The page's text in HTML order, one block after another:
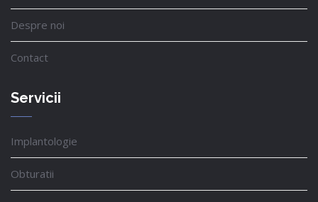
Despre noi
Contact
Servicii
Implantologie
Obturatii